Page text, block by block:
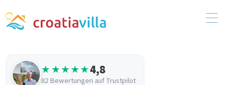
★★★★★4,8
82 Bewertungen auf Trustpilot